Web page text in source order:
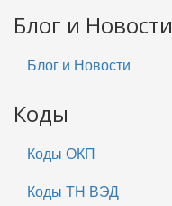
Блог и Новости
Блог и Новости
Коды
Коды ОКП
Коды ТН ВЭД